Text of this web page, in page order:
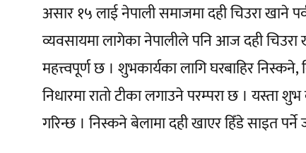
असार १५ लाई नेपाली समाजमा दही चिउरा खाने
व्यवसायमा लागेका नेपालीले पनि आज दही चिउरा
महत्त्वपूर्ण छ । शुभकार्यका लागि घरबाहिर
निधारमा रातो टीका लगाउने परम्परा छ । यस्ता
गरिन्छ । निस्कने बेलामा दही खाएर हिँडे साइत